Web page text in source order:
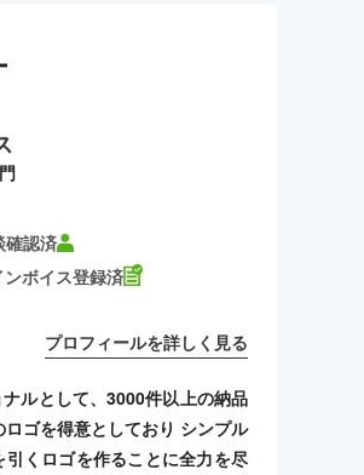
確認済
ンボイス登録済
プロフィールを詳しく見る
ルとして、3000件以上の納品
ゴを得意としており シンプル
くロゴを作ることに全力を尽